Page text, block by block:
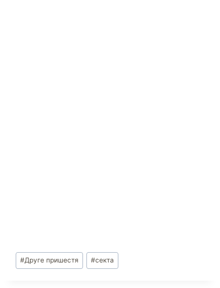
#Друге пришестя #секта